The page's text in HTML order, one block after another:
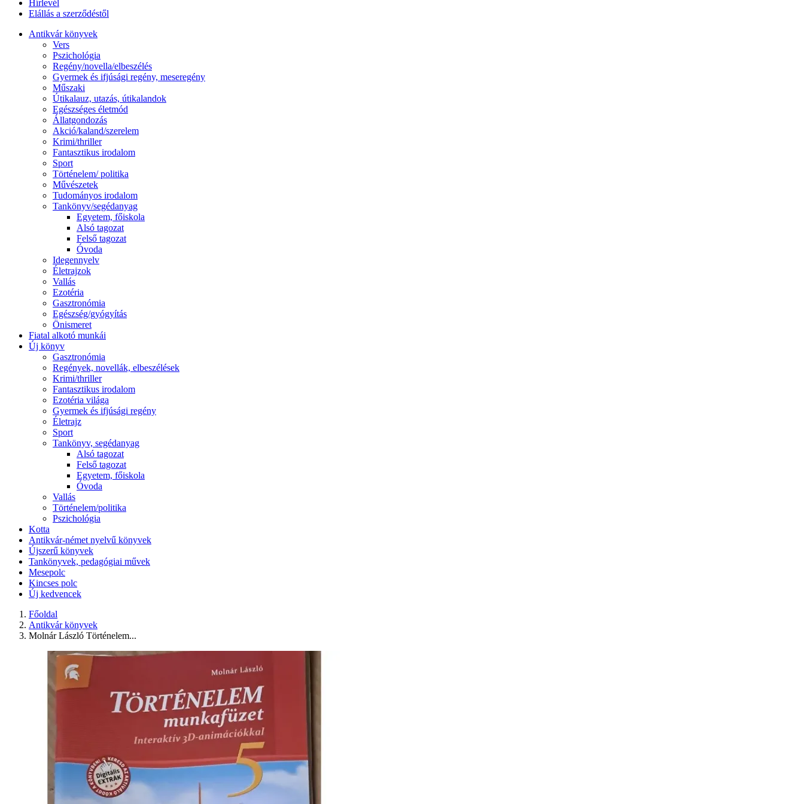
Hírlevél
Elállás a szerződéstől
Antikvár könyvek
Vers
Pszichológia
Regény/novella/elbeszélés
Gyermek és ifjúsági regény, meseregény
Műszaki
Útikalauz, utazás, útikalandok
Egészséges életmód
Állatgondozás
Akció/kaland/szerelem
Krimi/thriller
Fantasztikus irodalom
Sport
Történelem/ politika
Művészetek
Tudományos irodalom
Tankönyv/segédanyag
Egyetem, főiskola
Alsó tagozat
Felső tagozat
Óvoda
Idegennyelv
Életrajzok
Vallás
Ezotéria
Gasztronómia
Egészség/gyógyítás
Önismeret
Fiatal alkotó munkái
Új könyv
Gasztronómia
Regények, novellák, elbeszélések
Krimi/thriller
Fantasztikus irodalom
Ezotéria világa
Gyermek és ifjúsági regény
Életrajz
Sport
Tankönyv, segédanyag
Alsó tagozat
Felső tagozat
Egyetem, főiskola
Óvoda
Vallás
Történelem/politika
Pszichológia
Kotta
Antikvár-német nyelvű könyvek
Újszerű könyvek
Tankönyvek, pedagógiai művek
Mesepolc
Kincses polc
Új kedvencek
Főoldal
Antikvár könyvek
Molnár László Történelem...